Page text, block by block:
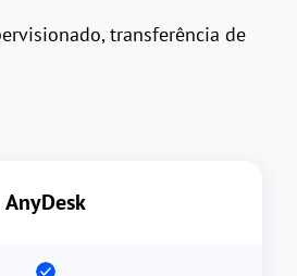
transferência de
AnyDesk